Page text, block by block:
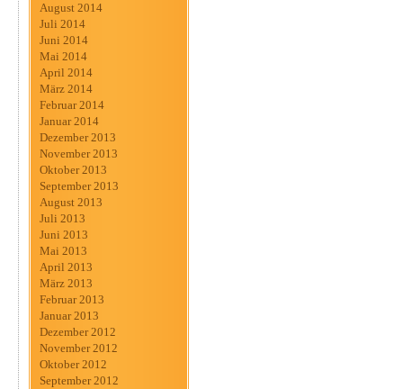
August 2014
Juli 2014
Juni 2014
Mai 2014
April 2014
März 2014
Februar 2014
Januar 2014
Dezember 2013
November 2013
Oktober 2013
September 2013
August 2013
Juli 2013
Juni 2013
Mai 2013
April 2013
März 2013
Februar 2013
Januar 2013
Dezember 2012
November 2012
Oktober 2012
September 2012